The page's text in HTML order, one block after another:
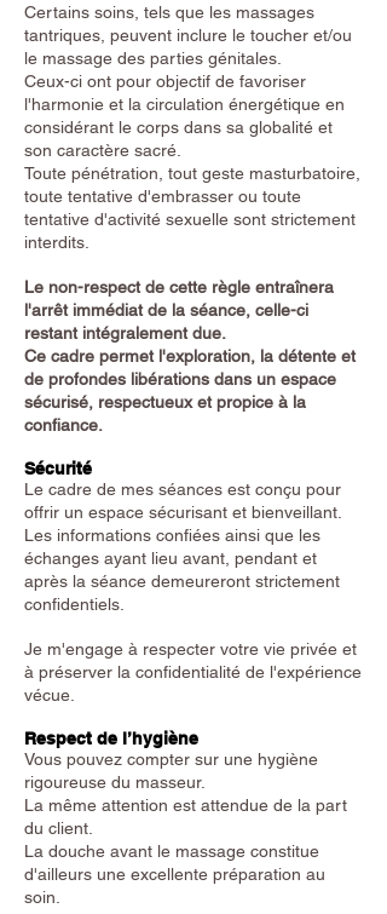
Certains soins, tels que les massages
tantriques, peuvent inclure le toucher et/ou
le massage des parties génitales.
Ceux-ci ont pour objectif de favoriser
l'harmonie et la circulation énergétique en
considérant le corps dans sa globalité et
son caractère sacré.
Toute pénétration, tout geste masturbatoire,
toute tentative d'embrasser ou toute
tentative d'activité sexuelle sont strictement
interdits.
Le non-respect de cette règle entraînera
l'arrêt immédiat de la séance, celle-ci
restant intégralement due.
Ce cadre permet l'exploration, la détente et
de profondes libérations dans un espace
sécurisé, respectueux et propice à la
confiance.
Sécurité
Le cadre de mes séances est conçu pour
offrir un espace sécurisant et bienveillant.
Les informations confiées ainsi que les
échanges ayant lieu avant, pendant et
après la séance demeureront strictement
confidentiels.
Je m'engage à respecter votre vie privée et
à préserver la confidentialité de l'expérience
vécue.
Respect de l’hygiène
Vous pouvez compter sur une hygiène
rigoureuse du masseur.
La même attention est attendue de la part
du client.
La douche avant le massage constitue
d'ailleurs une excellente préparation au
soin.